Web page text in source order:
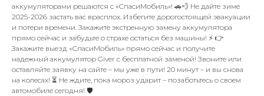
аккумуляторами решаются с «СпасиМобиль»! 🚗💨 Не дайте зиме
2025-2026 застать вас врасплох. Избегите дорогостоящей эвакуации
и потери времени. Закажите экстренную замену аккумулятора
прямо сейчас и забудьте о страхе остаться без машины! ⚡ 👉
Закажите выезд «СпасиМобиль» прямо сейчас и получите
надежный аккумулятор Giver с бесплатной заменой! Звоните или
оставляйте заявку на сайте – мы уже в пути! 20 минут – и вы снова
на колесах! ⏳ Не ждите, пока мороз ударит – позаботьтесь о своем
автомобиле сегодня! 🛡️